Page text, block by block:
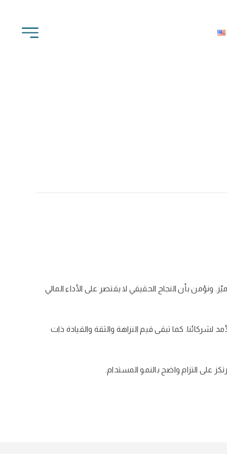
ونؤمن بأن النجاح الحقيقي لا يقتصر على الأداء المالي
لشركائنا. كما تبقى قيم النزاهة والثقة والقيادة ذات
على التزام واضح بالنمو المستدام.